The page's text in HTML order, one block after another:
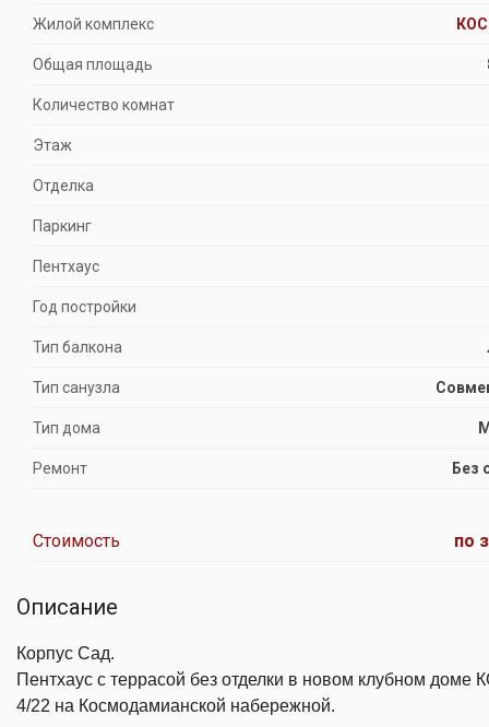
Жилой комплекс
Общая площадь
Количество комнат
Этаж
Отделка
Паркинг
Пентхаус
Год постройки
Тип балкона
Тип санузла
Тип дома
Ремонт Без
Стоимость по
Описание
Корпус Сад.
Пентхаус с террасой без отделки в новом клубном
4/22 на Космодамианской набережной.